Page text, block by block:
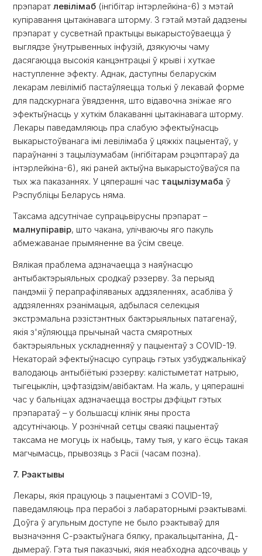
прэпаратлевілімаб (інгібітар інтэрлейкіна-6) з мэтай
купіравання цытакінавага шторму. З гэтай мэтай дадзены
прэпарат у сусветнай практыцы выкарыстоўваецца ў
выглядзе ўнутрывенных інфузій, дзякуючы чаму
дасягаюцца высокія канцэнтрацыі ў крыві і хуткае
наступленне эфекту. Аднак, даступны беларускім
лекарам левіліміб пастаўляецца толькі ў лекавай форме
для падскурнага ўвядзення, што відавочна зніжае яго
эфектыўнасць у хуткім блакаванні цытакінавага шторму.
Лекары паведамляюць пра слабую эфектыўнасць
выкарыстоўванага імі левілімаба ў цяжкіх пацыентаў, у
параўнанні з тацылізумабам (інгібітарам рэцэптараў да
інтэрлейкіна-6), які раней актыўна выкарыстоўваўся па
тых жа паказаннях. У цяперашні час тацылізумаба ў
Рэспубліцы Беларусь няма.
Таксама адсутнічае супрацьвірусны прэпарат –
малнупіравір, што чакана, улічваючы яго пакуль
абмежаванае прымяненне ва ўсім свеце.
Вялікая праблема адзначаецца з наяўнасцю
антыбактэрыяльных сродкаў рэзерву. За перыяд
пандэміі ў перапрафіляваных аддзяленнях, асабліва ў
аддзяленнях рэанімацыя, адбылася селекцыя
экстрэмальна рэзістэнтных бактэрыяльных патагенаў,
якія з'яўляюцца прычынай часта смяротных
бактэрыяльных ускладненняў у пацыентаў з COVID-19.
Некаторай эфектыўнасцю супраць гэтых узбуджальнікаў
валодаюць антыбіётыкі рэзерву: калістыметат натрыю,
тыгецыклін, цэфтазідзім/авібактам. На жаль, у цяперашні
час у бальніцах адзначаецца востры дэфіцыт гэтых
прэпаратаў – у большасці клінік яны проста
адсутнічаюць. У рознічнай сетцы сваякі пацыентаў
таксама не могуць іх набыць, таму тыя, у каго ёсць такая
магчымасць, прывозяць з Расіі (часам позна).
7. Рэактывы
Лекары, якія працуюць з пацыентамі з COVID-19,
паведамляюць пра перабоі з лабараторнымі рэактывамі.
Доўга ў агульным доступе не было рэактываў для
вызначэння С-рэактыўнага бялку, пракальцытаніна, Д-
дымераў. Гэта тыя паказчыкі, якія неабходна адсочваць у